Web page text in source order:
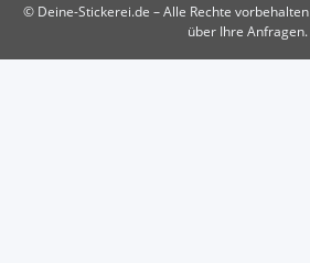
© Deine-Stickerei.de – Alle Rechte vorbehalten
über Ihre Anfragen.